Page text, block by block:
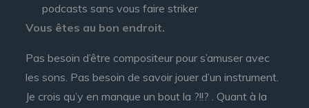
podcasts sans vous faire striker
Vous êtes au bon endroit.
Pas besoin d’être compositeur pour s’amuser avec
les sons. Pas besoin de savoir jouer d’un instrument.
Je crois qu’y en manque un bout la ?!!? . Quant à la